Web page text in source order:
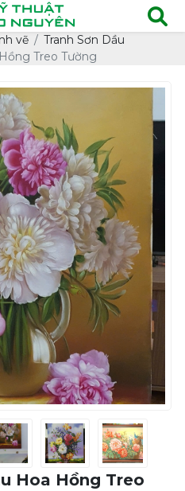
vẽ
Tranh Sơn Dầu
Treo Tường
Hoa Hồng Treo